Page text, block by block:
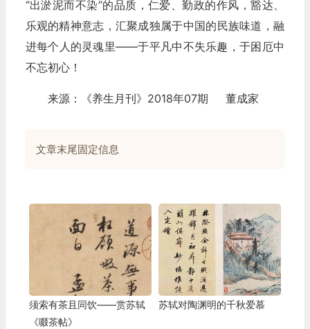
“出淤泥而不染”的品质，仁爱、勤政的作风，豁达、
乐观的精神意志，汇聚成独属于中国的民族味道，融
进每个人的灵魂里——于平凡中不失乐趣，于困厄中
不忘初心！
来源：《养生月刊》2018年07期 董成家
文章末尾固定信息
须索有茶且同饮——赏苏轼
《啜茶帖》
苏轼对陶渊明的千秋爱慕